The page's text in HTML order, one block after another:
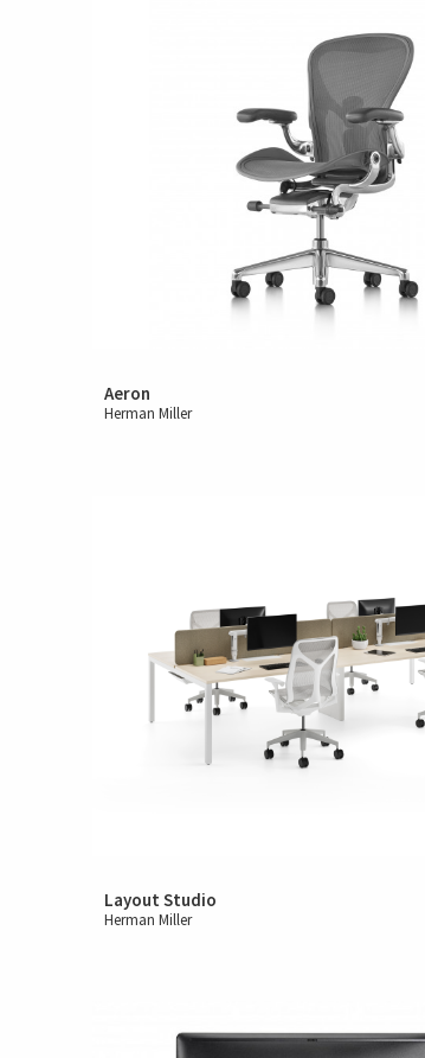
Aeron
Herman Miller
Layout Studio
Herman Miller